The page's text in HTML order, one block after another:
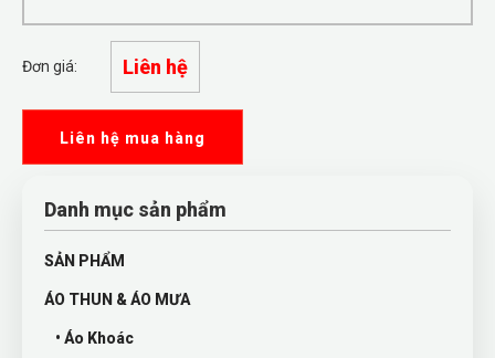
Đơn giá: Liên hệ
Liên hệ mua hàng
Danh mục sản phẩm
SẢN PHẨM
ÁO THUN & ÁO MƯA
• Áo Khoác